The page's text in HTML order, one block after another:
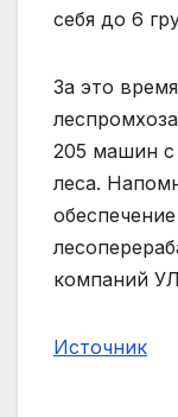
себя до 6
За это
205 машин
леса.
компаний
Источник